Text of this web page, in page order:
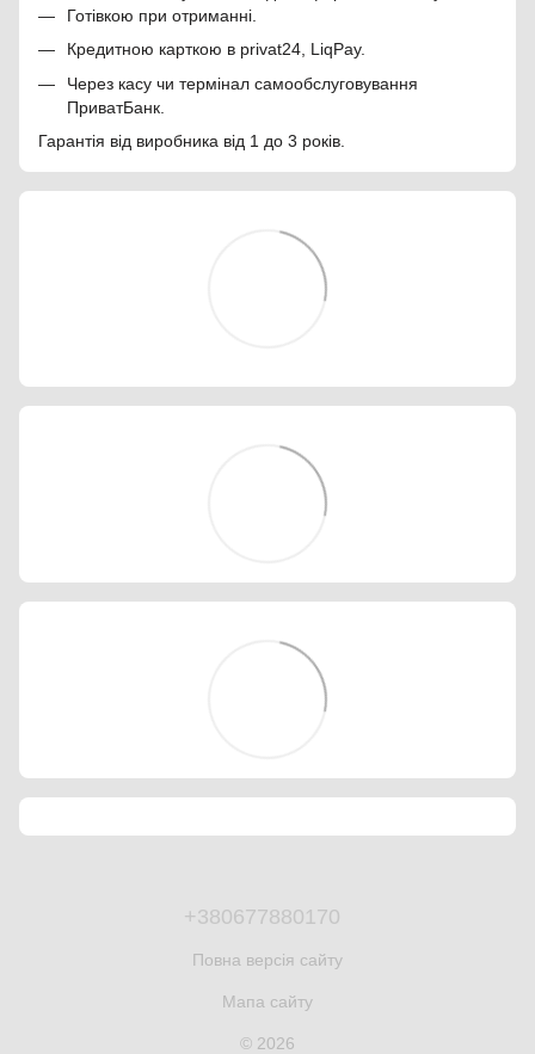
Готівкою при отриманні.
Кредитною карткою в privat24, LiqPay.
Через касу чи термінал самообслуговування
ПриватБанк.
Гарантія від виробника від 1 до 3 років.
+380677880170
Повна версія сайту
Мапа сайту
© 2026